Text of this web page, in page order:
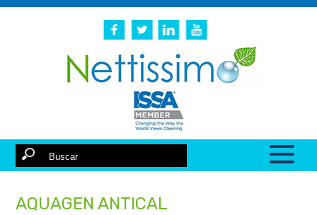
AQUAGEN ANTICAL